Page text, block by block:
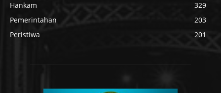
Hankam
329
Pemerintahan
203
Peristiwa
201